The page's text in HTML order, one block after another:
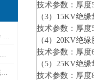
技术参数：厚度
（3）15KV绝
技术参数：厚度
（4）20KV绝
技术参数：厚度
（5）25KV绝
技术参数：厚度